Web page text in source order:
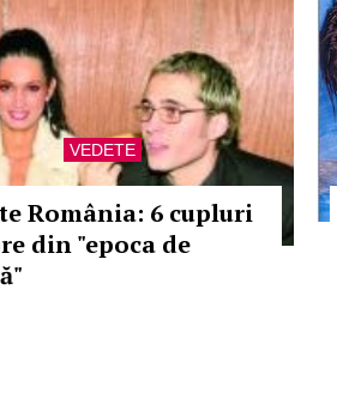
VEDETE
România: 6 cupluri
din "epoca de